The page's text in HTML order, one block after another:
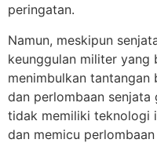
peringatan.
Namun, meskipun
keunggulan militer yang
menimbulkan tantangan
dan perlombaan
tidak memiliki teknologi
dan memicu